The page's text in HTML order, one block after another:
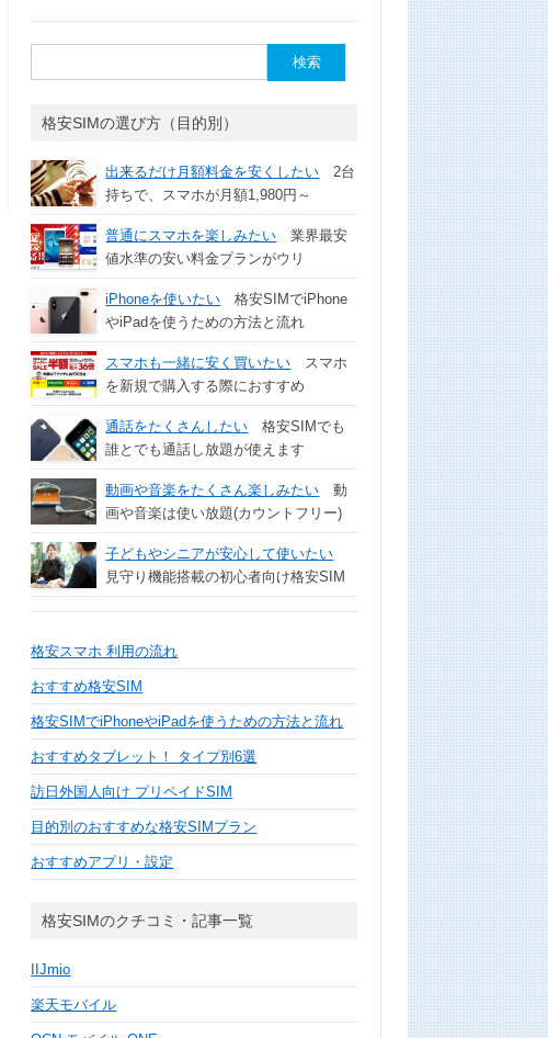
索:
格安SIMの選び方（目的別）
出来るだけ月額料金を安くしたい 2台
持ちで、スマホが月額1,980円～
普通にスマホを楽しみたい 業界最安
値水準の安い料金プランがウリ
iPhoneを使いたい 格安SIMでiPhone
やiPadを使うための方法と流れ
スマホも一緒に安く買いたい スマホ
を新規で購入する際におすすめ
通話をたくさんしたい 格安SIMでも
誰とでも通話し放題が使えます
動画や音楽をたくさん楽しみたい 動
画や音楽は使い放題(カウントフリー)
子どもやシニアが安心して使いたい
見守り機能搭載の初心者向け格安SIM
格安スマホ 利用の流れ
おすすめ格安SIM
格安SIMでiPhoneやiPadを使うための方法と流れ
おすすめタブレット！ タイプ別6選
訪日外国人向け プリペイドSIM
目的別のおすすめな格安SIMプラン
おすすめアプリ・設定
格安SIMのクチコミ・記事一覧
IIJmio
楽天モバイル